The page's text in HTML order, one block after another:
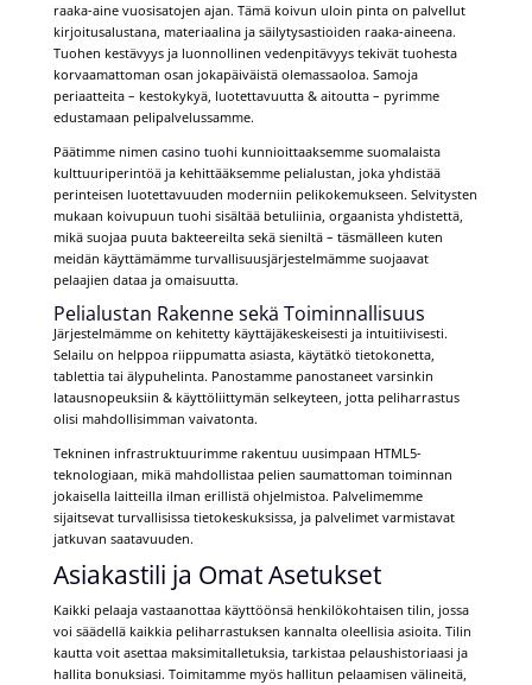
raaka-aine vuosisatojen ajan. Tämä koivun uloin pinta on palvellut
kirjoitusalustana, materiaalina ja säilytysastioiden raaka-aineena.
Tuohen kestävyys ja luonnollinen vedenpitävyys tekivät tuohesta
korvaamattoman osan jokapäiväistä olemassaoloa. Samoja
periaatteita – kestokykyä, luotettavuutta & aitoutta – pyrimme
edustamaan pelipalvelussamme.
Päätimme nimen casino tuohi kunnioittaaksemme suomalaista
kulttuuriperintöä ja kehittääksemme pelialustan, joka yhdistää
perinteisen luotettavuuden moderniin pelikokemukseen. Selvitysten
mukaan koivupuun tuohi sisältää betuliinia, orgaanista yhdistettä,
mikä suojaa puuta bakteereilta sekä sieniltä – täsmälleen kuten
meidän käyttämämme turvallisuusjärjestelmämme suojaavat
pelaajien dataa ja omaisuutta.
Pelialustan Rakenne sekä Toiminnallisuus
Järjestelmämme on kehitetty käyttäjäkeskeisesti ja intuitiivisesti.
Selailu on helppoa riippumatta asiasta, käytätkö tietokonetta,
tablettia tai älypuhelinta. Panostamme panostaneet varsinkin
latausnopeuksiin & käyttöliittymän selkeyteen, jotta peliharrastus
olisi mahdollisimman vaivatonta.
Tekninen infrastruktuurimme rakentuu uusimpaan HTML5-
teknologiaan, mikä mahdollistaa pelien saumattoman toiminnan
jokaisella laitteilla ilman erillistä ohjelmistoa. Palvelimemme
sijaitsevat turvallisissa tietokeskuksissa, ja palvelimet varmistavat
jatkuvan saatavuuden.
Asiakastili ja Omat Asetukset
Kaikki pelaaja vastaanottaa käyttöönsä henkilökohtaisen tilin, jossa
voi säädellä kaikkia peliharrastuksen kannalta oleellisia asioita. Tilin
kautta voit asettaa maksimitalletuksia, tarkistaa pelaushistoriaasi ja
hallita bonuksiasi. Toimitamme myös hallitun pelaamisen välineitä,